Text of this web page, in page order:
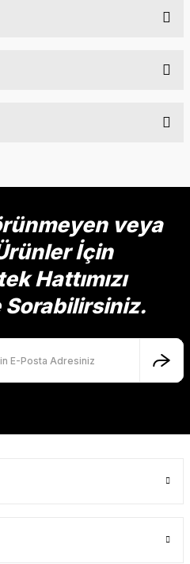
görüntülenemiyor.
bulunuyor.
pahalı.
olmalı.
veya
İçin
Hattımızı
Sorabilirsiniz.